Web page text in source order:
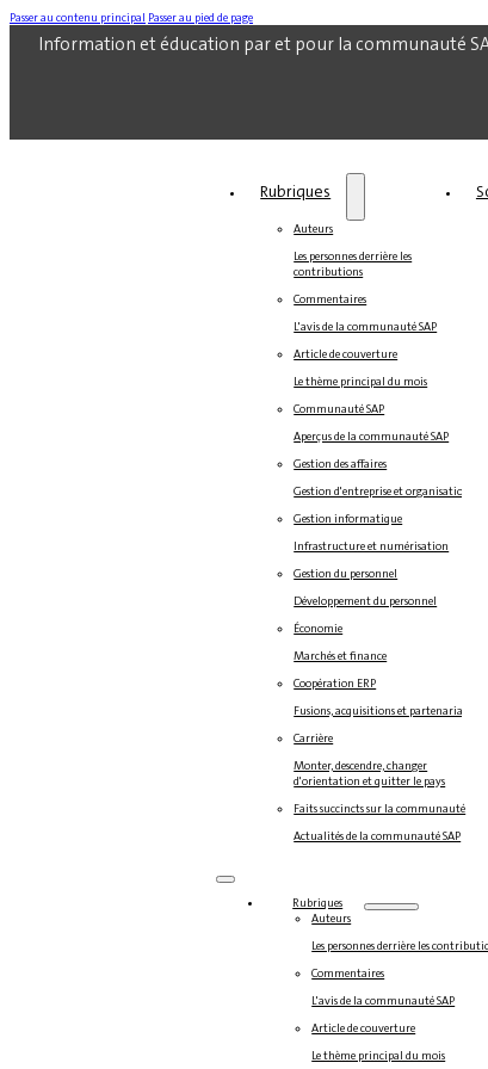
Passer au contenu principal Passer au pied de page
Information et éducation par et pour la communauté
Rubriques
Auteurs
Les personnes derrière les
contributions
Commentaires
L'avis de la communauté SAP
Article de couverture
Le thème principal du mois
Communauté SAP
Aperçus de la communauté SAP
Gestion des affaires
Gestion d'entreprise et organisation
Gestion informatique
Infrastructure et numérisation
Gestion du personnel
Développement du personnel
Économie
Marchés et finance
Coopération ERP
Fusions, acquisitions et partenariats
Carrière
Monter, descendre, changer
d'orientation et quitter le pays
Faits succincts sur la communauté
Actualités de la communauté SAP
Rubriques
Auteurs
Les personnes derrière les
Commentaires
L'avis de la communauté SAP
Article de couverture
Le thème principal du mois